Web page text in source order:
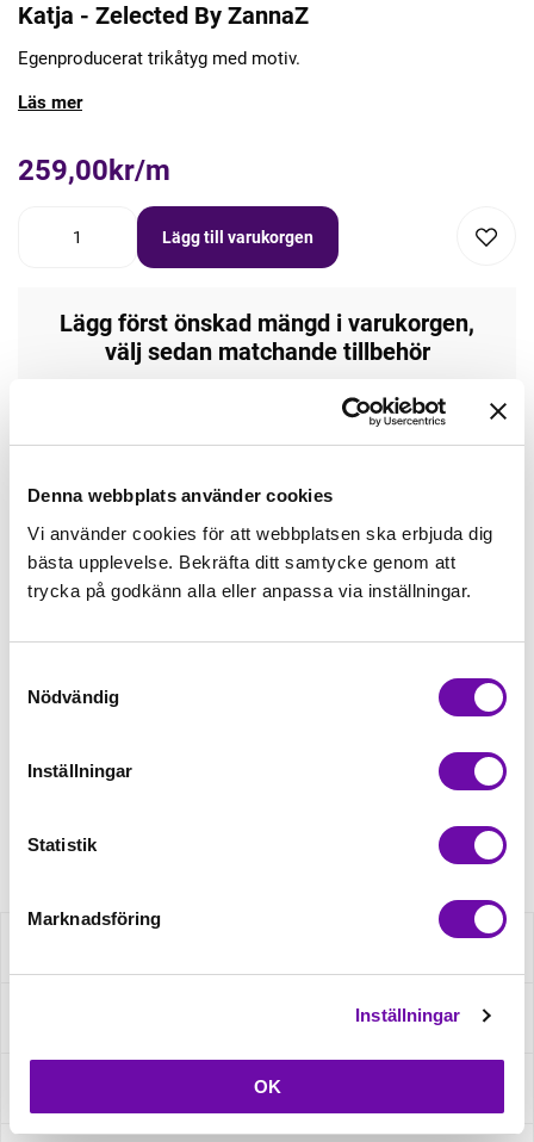
Denna webbplats använder cookies
Vi använder cookies för att webbplatsen ska erbjuda dig
bästa upplevelse. Bekräfta ditt samtycke genom att
trycka på godkänn alla eller anpassa via inställningar.
Nödvändig
Inställningar
Statistik
Marknadsföring
Inställningar
OK
Katja - Zelected By ZannaZ
Egenproducerat trikåtyg med motiv.
Läs mer
259,00kr/m
Lägg till varukorgen
Lägg först önskad mängd i varukorgen,
välj sedan matchande tillbehör
Tråd matchande +45,00kr
Mudd matchande +39,50kr
Enfärgat matchande +49,00kr
Minsta beställning: 0.5 m